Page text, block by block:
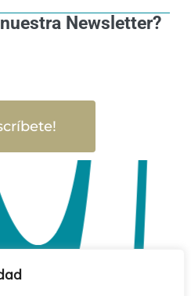
Newsletter?